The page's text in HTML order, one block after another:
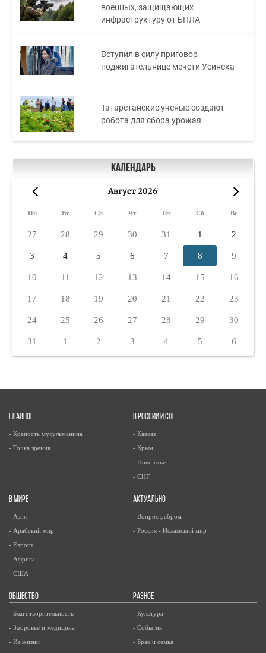
военных, защищающих
инфраструктуру от БПЛА
Вступил в силу приговор
поджигательнице мечети Усинска
Татарстанские ученые создают
робота для сбора урожая
Календарь
Август 2026
Пн Вт Ср Чт Пт Сб Вс
27 28 29 30 31 1 2
3 4 5 6 7 8 9
10 11 12 13 14 15 16
17 18 19 20 21 22 23
24 25 26 27 28 29 30
31 1 2 3 4 5 6
ГЛАВНОЕ
- Крепость мусульманина
- Точка зрения
В РОССИИ И СНГ
- Кавказ
- Крым
- Поволжье
- СНГ
В МИРЕ
- Азия
- Арабский мир
- Европа
- Африка
- США
АКТУАЛЬНО
- Вопрос ребром
- Россия - Исламский мир
ОБЩЕСТВО
- Благотворительность
- Здоровье и медицина
- Из жизни
РАЗНОЕ
- Культура
- События
- Брак и семья